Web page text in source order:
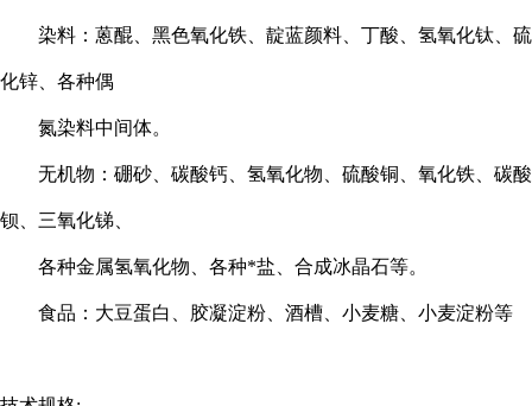
染料：蒽醌、黑色氧化铁、靛蓝颜料、丁酸、氢氧化钛、硫
化锌、各种偶
氮染料中间体。
无机物：硼砂、碳酸钙、氢氧化物、硫酸铜、氧化铁、碳酸
钡、三氧化锑、
各种金属氢氧化物、各种*盐、合成冰晶石等。
食品：大豆蛋白、胶凝淀粉、酒槽、小麦糖、小麦淀粉等